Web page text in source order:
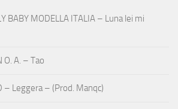
BABY MODELLA ITALIA – Luna lei mi
O. A. – Tao
– Leggera – (Prod. Manqc)